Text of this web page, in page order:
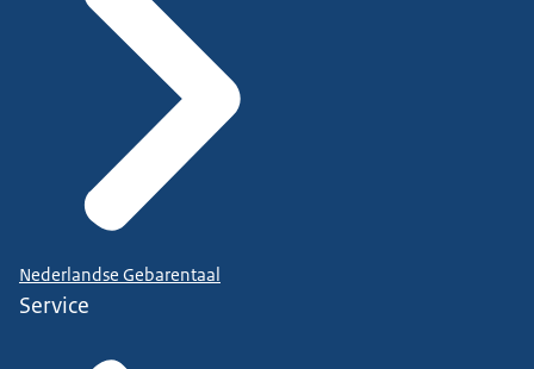
Nederlandse Gebarentaal
Service